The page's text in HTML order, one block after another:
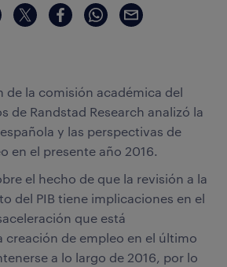
de la comisión académica del
de Randstad Research analizó la
y las perspectivas de
en el presente año 2016.
el hecho de que la revisión a la
del PIB tiene implicaciones en el
que está
creación de empleo en el último
a lo largo de 2016, por lo